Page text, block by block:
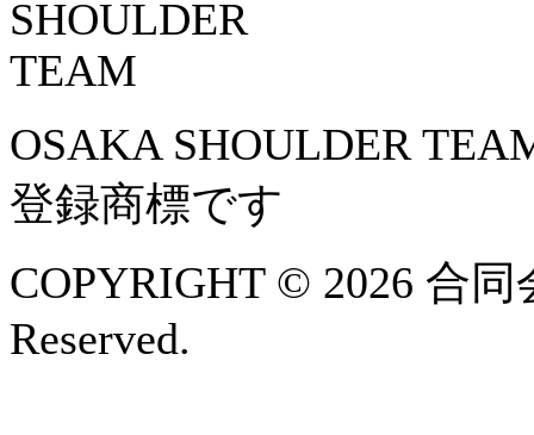
OSAKA SHOULDER
登録商標です
COPYRIGHT © 2026 合
Reserved.